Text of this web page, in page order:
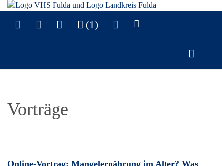
(1)
Vorträge
Online-Vortrag: Mangelernährung im Alter? Was